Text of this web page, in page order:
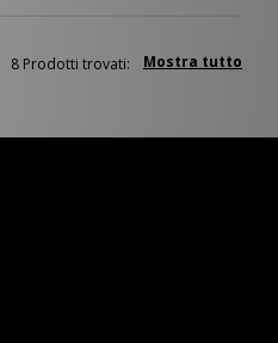
Mostra tutto
8 Prodotti trovati: